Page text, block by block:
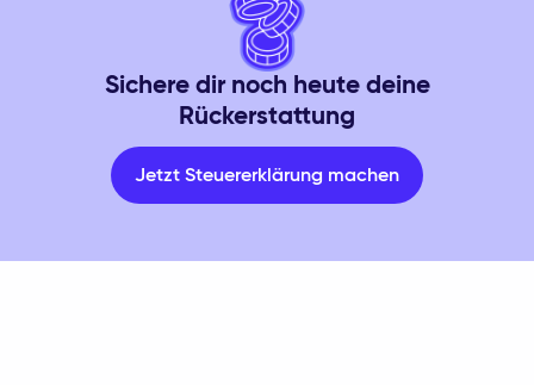
Sichere dir noch heute deine
Rückerstattung
Jetzt Steuererklärung machen